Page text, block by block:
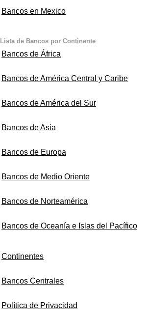
Bancos en Mexico
Lista de Bancos por Continente
Bancos de África
Bancos de América Central y Caribe
Bancos de América del Sur
Bancos de Asia
Bancos de Europa
Bancos de Medio Oriente
Bancos de Norteamérica
Bancos de Oceanía e Islas del Pacífico
Continentes
Bancos Centrales
Política de Privacidad